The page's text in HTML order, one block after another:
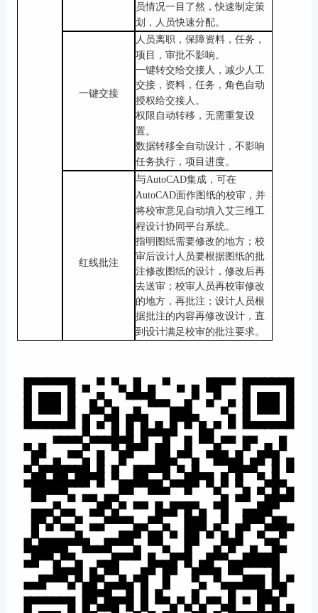
员情况一目了然，快速制定策
划，人员快速分配。
一键交接
人员离职，保障资料，任务，
项目，审批不影响。
一键转交给交接人，减少人工
交接，资料，任务，角色自动
授权给交接人。
权限自动转移，无需重复设
置。
数据转移全自动设计，不影响
任务执行，项目进度。
红线批注
与AutoCAD集成，可在
AutoCAD面作图纸的校审，并
将校审意见自动填入艾三维工
程设计协同平台系统。
指明图纸需要修改的地方；校
审后设计人员要根据图纸的批
注修改图纸的设计，修改后再
去送审；校审人员再校审修改
的地方，再批注；设计人员根
据批注的内容再修改设计，直
到设计满足校审的批注要求。